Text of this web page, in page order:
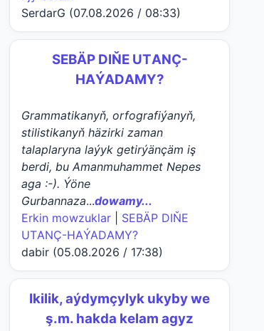
SerdarG (07.08.2026 / 08:33)
SEBÄP DIŇE UTАNÇ-
HАÝADАMY?
Grammatikanyň, orfografiýanyň,
stilistikanyň häzirki zaman
talaplaryna laýyk getirýänçäm iş
berdi, bu Amanmuhammet Nepes
aga :-). Ýöne
Gurbannaza...dowamy...
Erkin mowzuklar
SEBÄP DIŇE
UTАNÇ-HАÝADАMY?
dabir (05.08.2026 / 17:38)
Ikilik, aýdymçylyk ukyby we
ş.m. hakda kelam agyz